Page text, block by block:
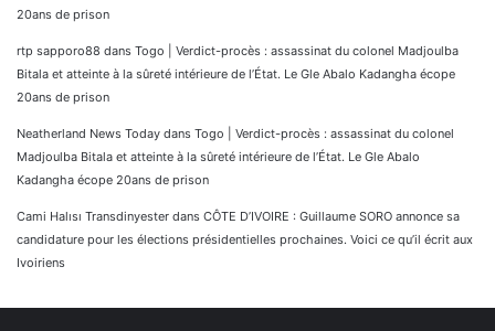
20ans de prison
rtp sapporo88 dans Togo | Verdict-procès : assassinat du colonel Madjoulba
Bitala et atteinte à la sûreté intérieure de l’État. Le Gle Abalo Kadangha écope
20ans de prison
Neatherland News Today dans Togo | Verdict-procès : assassinat du colonel
Madjoulba Bitala et atteinte à la sûreté intérieure de l’État. Le Gle Abalo
Kadangha écope 20ans de prison
Cami Halısı Transdinyester dans CÔTE D’IVOIRE : Guillaume SORO annonce sa
candidature pour les élections présidentielles prochaines. Voici ce qu’il écrit aux
Ivoiriens